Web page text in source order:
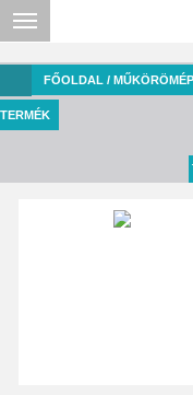
FŐOLDAL /
TERMÉK